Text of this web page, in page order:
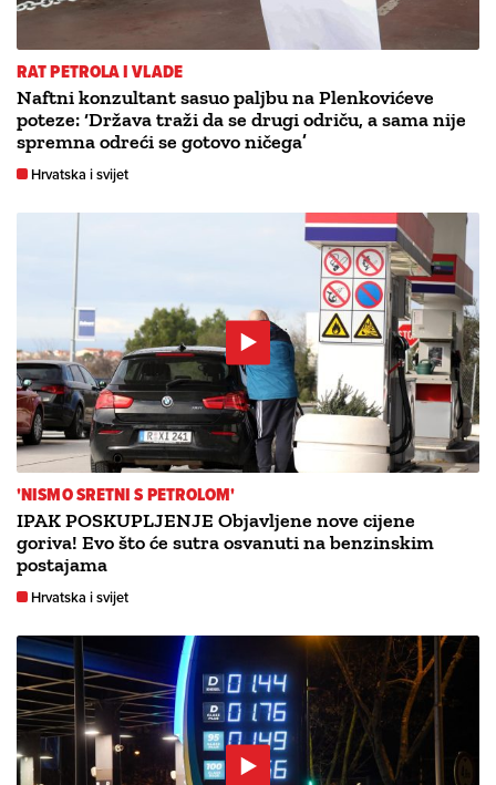
RAT PETROLA I VLADE
Naftni konzultant sasuo paljbu na Plenkovićeve
poteze: ‘Država traži da se drugi odriču, a sama nije
spremna odreći se gotovo ničega’
Hrvatska i svijet
'NISMO SRETNI S PETROLOM'
IPAK POSKUPLJENJE Objavljene nove cijene
goriva! Evo što će sutra osvanuti na benzinskim
postajama
Hrvatska i svijet